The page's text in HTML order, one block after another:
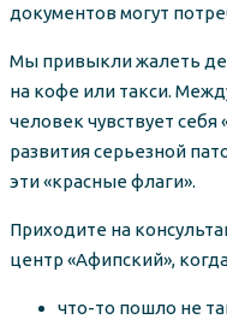
документов могут
Мы привыкли жалеть
на кофе или такси.
человек чувствует себя
развития серьезной
эти «красные флаги».
Приходите на
центр «Афипский»,
что-то пошло не